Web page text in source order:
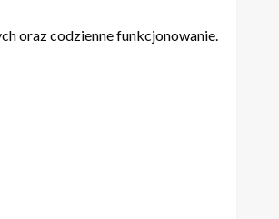
oraz codzienne funkcjonowanie.